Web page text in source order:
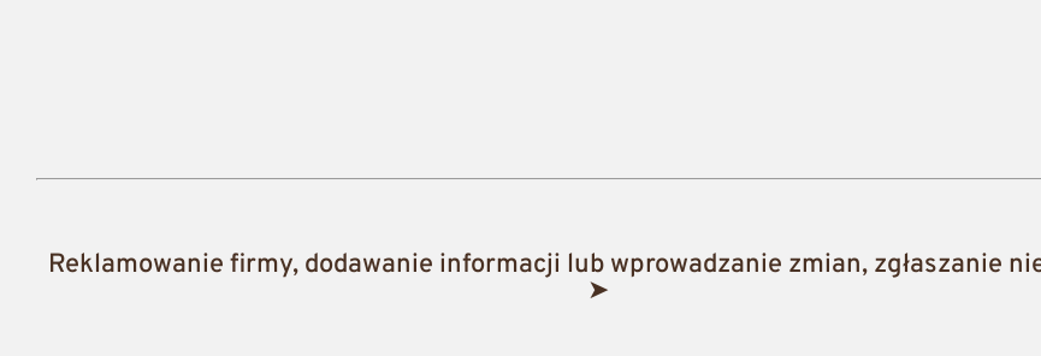
Reklamowanie firmy, dodawanie informacji lub wprowadzanie zmian, zgłaszanie
➤